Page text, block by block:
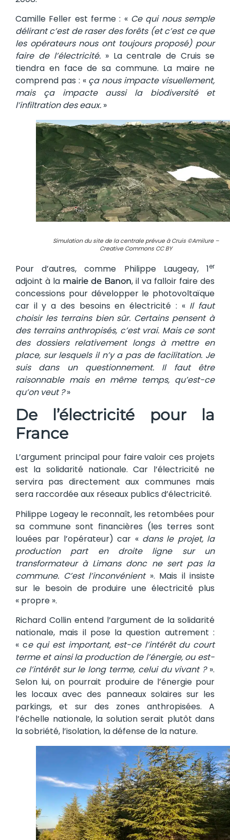
Camille Feller est ferme : « Ce qui nous semple
délirant c’est de raser des forêts (et c’est ce que
les opérateurs nous ont toujours proposé) pour
faire de l’électricité. » La centrale de Cruis se
tiendra en face de sa commune. La maire ne
comprend pas : « ça nous impacte visuellement,
mais ça impacte aussi la biodiversité et
l’infiltration des eaux. »
Simulation du site de la centrale prévue à Cruis ©Amilure –
Creative Commons CC BY
Pour d’autres, comme Philippe Laugeay, 1er
adjoint à la mairie de Banon, il va falloir faire des
concessions pour développer le photovoltaïque
car il y a des besoins en électricité : « Il faut
choisir les terrains bien sûr. Certains pensent à
des terrains anthropisés, c’est vrai. Mais ce sont
des dossiers relativement longs à mettre en
place, sur lesquels il n’y a pas de facilitation. Je
suis dans un questionnement. Il faut être
raisonnable mais en même temps, qu’est-ce
qu’on veut ?»
De l’électricité pour la
France
L’argument principal pour faire valoir ces projets
est la solidarité nationale. Car l’électricité ne
servira pas directement aux communes mais
sera raccordée aux réseaux publics d’électricité.
Philippe Logeay le reconnaît, les retombées pour
sa commune sont financières (les terres sont
louées par l’opérateur) car « dans le projet, la
production part en droite ligne sur un
transformateur à Limans donc ne sert pas la
commune. C’est l’inconvénient». Mais il insiste
sur le besoin de produire une électricité plus
« propre ».
Richard Collin entend l’argument de la solidarité
nationale, mais il pose la question autrement :
« ce qui est important, est-ce l’intérêt du court
terme et ainsi la production de l’énergie, ou est-
ce l’intérêt sur le long terme, celui du vivant ?».
Selon lui, on pourrait produire de l’énergie pour
les locaux avec des panneaux solaires sur les
parkings, et sur des zones anthropisées. A
l’échelle nationale, la solution serait plutôt dans
la sobriété, l’isolation, la défense de la nature.